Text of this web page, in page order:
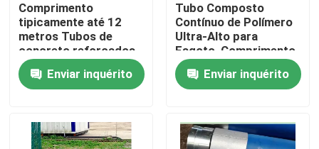
Comprimento
tipicamente até 12
metros Tubos de
concreto reforçados
com fibras que
fornecem soluções de
alta pressão e
Enviar inquérito
Tubo Composto
Contínuo de Polímero
Ultra-Alto para
Esgoto, Comprimento
Personalizável,
Classificação de
Pressão de Até 10
Transporte de Fluidos
Enviar inquérito